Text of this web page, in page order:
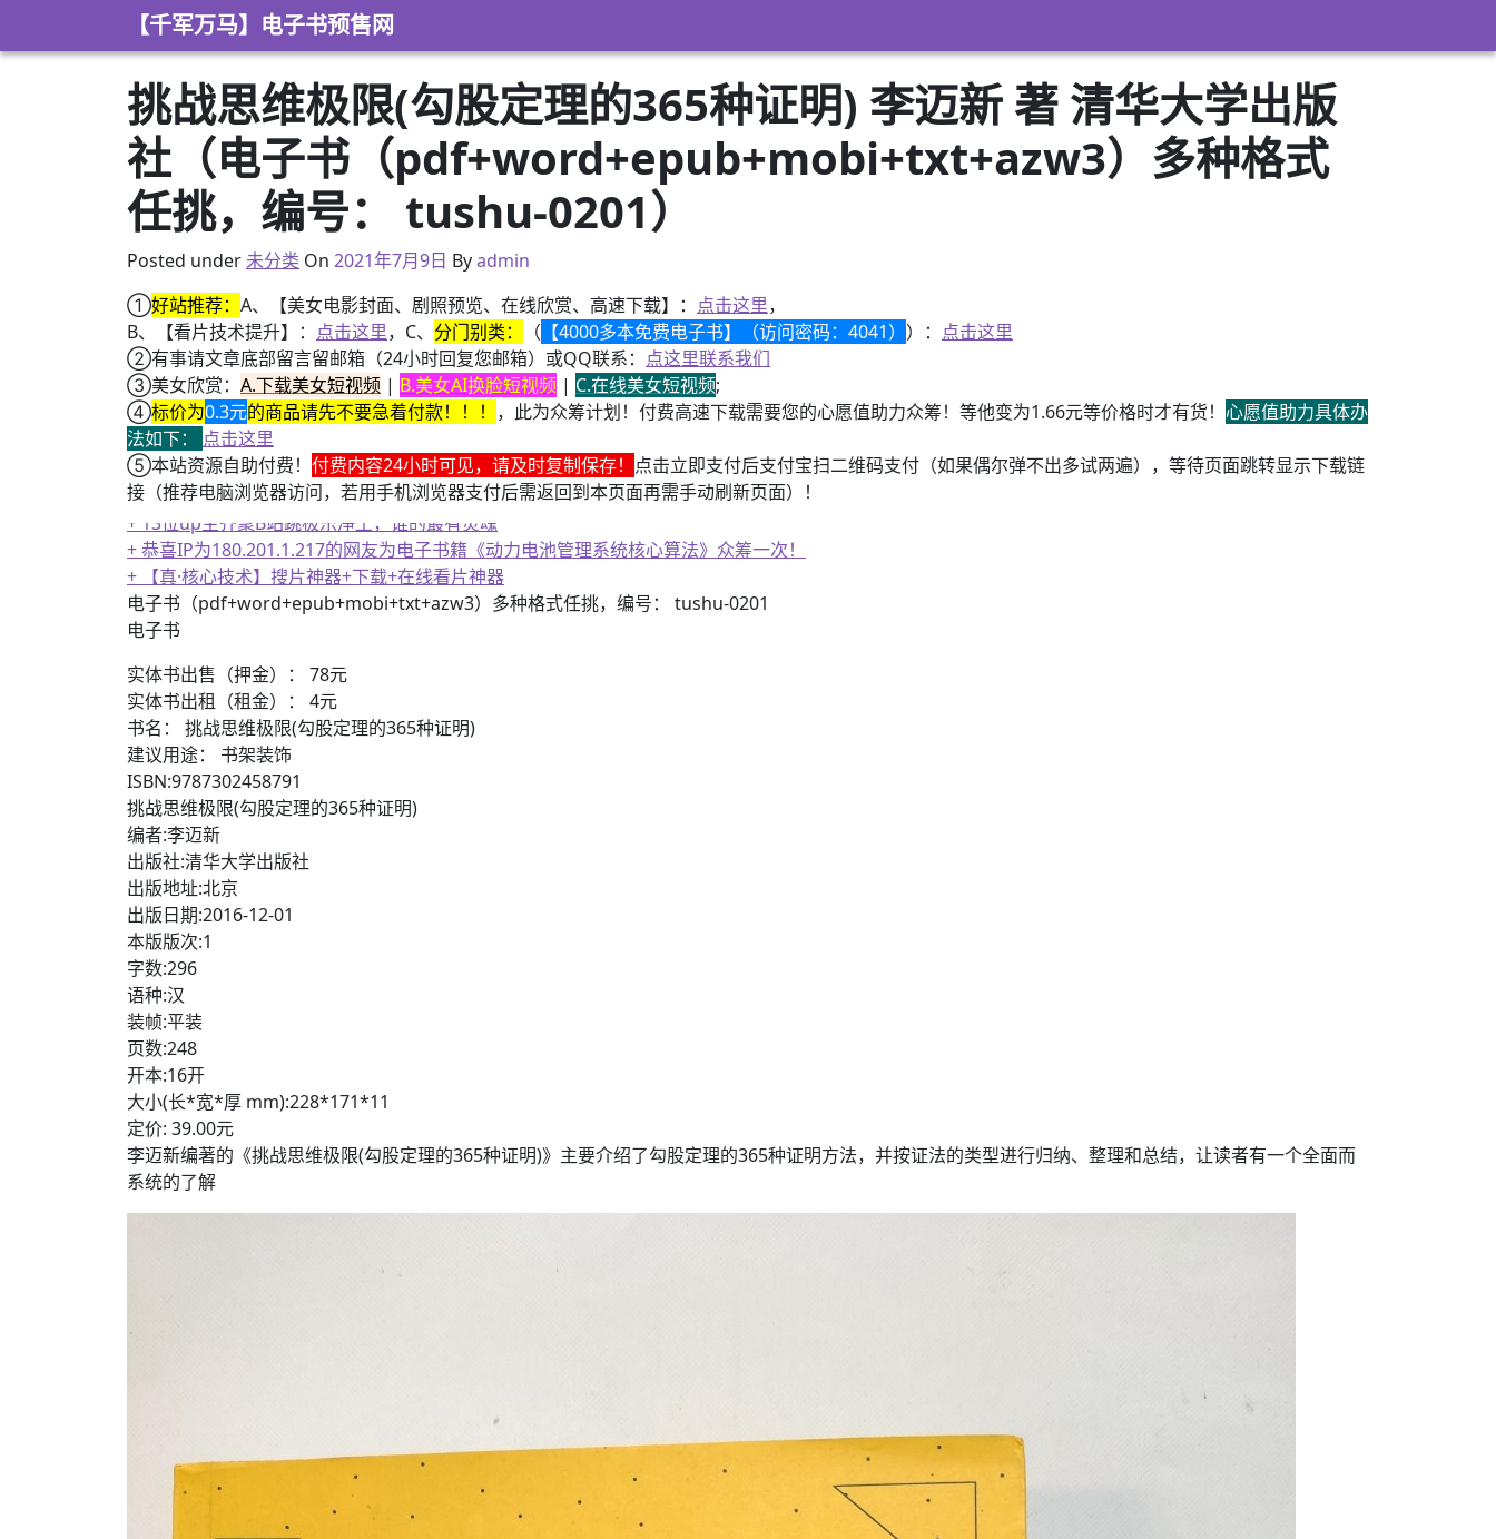
【千军万马】电子书预售网
挑战思维极限(勾股定理的365种证明) 李迈新 著 清华大学出版
社（电子书（pdf+word+epub+mobi+txt+azw3）多种格式
任挑，编号： tushu-0201）
Posted under未分类 On 2021年4月24日
2021年7月9日 Byadmin
①好站推荐： A、【美女电影封面、剧照预览、在线欣赏、高速下载】： 点击这里，
B、【看片技术提升】： 点击这里，C、 分门别类： （ 【4000多本免费电子书】（访问密码：4041） ）： 点击这里
②有事请文章底部留言留邮箱（24小时回复您邮箱）或QQ联系： 点这里联系我们
③美女欣赏： A.下载美女短视频 | B.美女AI换脸短视频 | C.在线美女短视频;
④标价为0.3元的商品请先不要急着付款！！！ ，此为众筹计划！付费高速下载需要您的心愿值助力众筹！等他变为1.66元等价格时才有货！ 心愿值助力具体办
法如下： 点击这里
⑤本站资源自助付费！ 付费内容24小时可见，请及时复制保存！ 点击立即支付后支付宝扫二维码支付（如果偶尔弹不出多试两遍），等待页面跳转显示下载链
接（推荐电脑浏览器访问，若用手机浏览器支付后需返回到本页面再需手动刷新页面）！
+ 恭喜IP为180.201.1.217的网友为电子书籍《动力电池管理系统核心算法》众筹一次！
+ 13位up主齐聚B站跳极乐净土，谁的最有灵魂
+ 恭喜IP为180.201.1.217的网友为电子书籍《动力电池管理系统核心算法》众筹一次！
+ 【真·核心技术】搜片神器+下载+在线看片神器
电子书（pdf+word+epub+mobi+txt+azw3）多种格式任挑，编号： tushu-0201
电子书
实体书出售（押金）： 78元
实体书出租（租金）： 4元
书名： 挑战思维极限(勾股定理的365种证明)
建议用途： 书架装饰
ISBN:9787302458791
挑战思维极限(勾股定理的365种证明)
编者:李迈新
出版社:清华大学出版社
出版地址:北京
出版日期:2016-12-01
本版版次:1
字数:296
语种:汉
装帧:平装
页数:248
开本:16开
大小(长*宽*厚 mm):228*171*11
定价: 39.00元
李迈新编著的《挑战思维极限(勾股定理的365种证明)》主要介绍了勾股定理的365种证明方法，并按证法的类型进行归纳、整理和总结，让读者有一个全面而
系统的了解